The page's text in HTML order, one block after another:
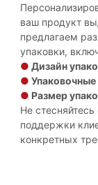
ваш продукт
предлагаем
упаковки,
●Дизайн
●
● Размер
Не
поддержки
конкретных